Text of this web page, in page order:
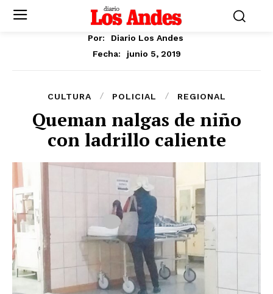
Por:
Diario Los Andes
Fecha:
junio 5, 2019
CULTURA POLICIAL REGIONAL
Queman nalgas de niño
con ladrillo caliente